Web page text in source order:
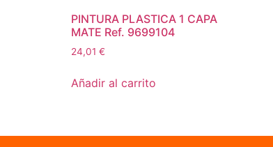
PINTURA PLASTICA 1 CAPA
MATE Ref. 9699104
24,01 €
Añadir al carrito